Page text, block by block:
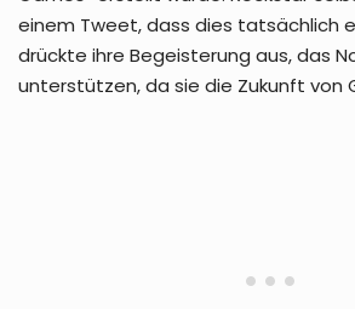
einem Tweet, dass dies tatsächlich
drückte ihre Begeisterung aus, das
unterstützen, da sie die Zukunft von